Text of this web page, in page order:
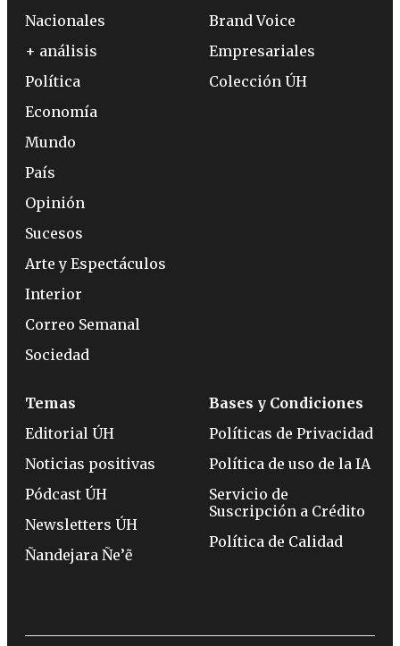
Nacionales
+ análisis
Política
Economía
Mundo
País
Opinión
Sucesos
Arte y Espectáculos
Interior
Correo Semanal
Sociedad
Brand Voice
Empresariales
Colección ÚH
Temas
Editorial ÚH
Noticias positivas
Pódcast ÚH
Newsletters ÚH
Ñandejara Ñe’ẽ
Bases y Condiciones
Políticas de Privacidad
Política de uso de la IA
Servicio de
Suscripción a Crédito
Política de Calidad